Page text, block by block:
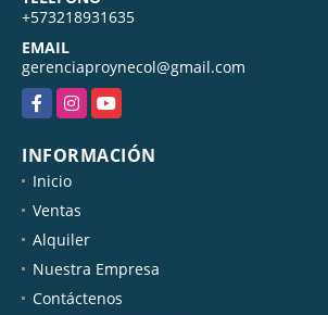
+573218931635
EMAIL
gerenciaproynecol@gmail.com
FacebookInstagramYouTube
INFORMACIÓN
Inicio
Ventas
Alquiler
Nuestra Empresa
Contáctenos